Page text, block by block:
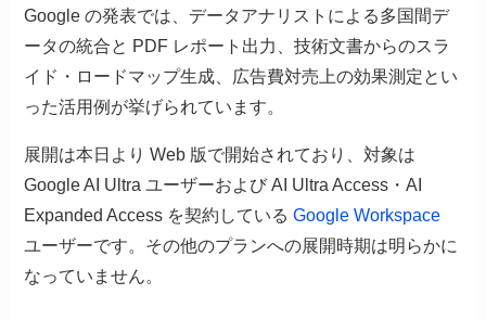
Google の発表では、データアナリストによる多国間デ
ータの統合と PDF レポート出力、技術文書からのスラ
イド・ロードマップ生成、広告費対売上の効果測定とい
った活用例が挙げられています。
展開は本日より Web 版で開始されており、対象は
Google AI Ultra ユーザーおよび AI Ultra Access・AI
Expanded Access を契約しているGoogle Workspace
ユーザーです。その他のプランへの展開時期は明らかに
なっていません。